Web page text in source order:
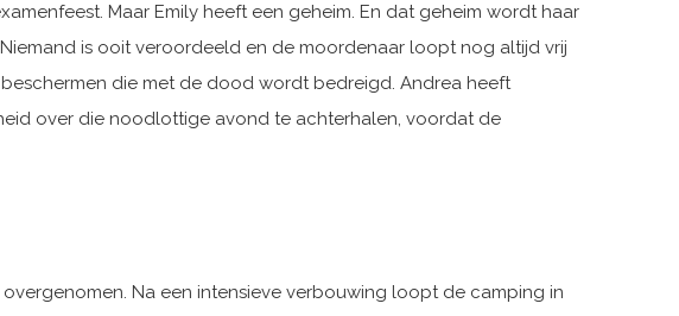
Maar Emily heeft een geheim. En dat geheim wordt haar
is ooit veroordeeld en de moordenaar loopt nog altijd vrij
die met de dood wordt bedreigd. Andrea heeft
over die noodlottige avond te achterhalen, voordat de
Na een intensieve verbouwing loopt de camping in